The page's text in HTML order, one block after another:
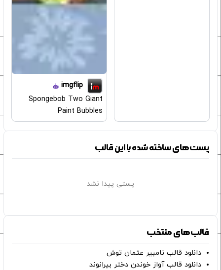
imgflip
Spongebob Two Giant
Paint Bubbles
پست‌های ساخته شده با این قالب
پستی پیدا نشد
قالب‌های منتخب
دانلود قالب نامبیر عثمان ‌توش
دانلود قالب آواز خوندن دختر بیرانوند